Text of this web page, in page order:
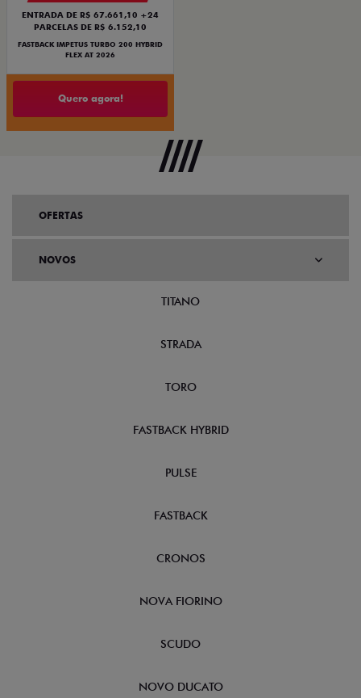
ENTRADA DE R$ 67.661,10 +24
PARCELAS DE R$ 6.152,10
FASTBACK IMPETUS TURBO 200 HYBRID
FLEX AT 2026
Quero agora!
OFERTAS
NOVOS
TITANO
STRADA
TORO
FASTBACK HYBRID
PULSE
FASTBACK
CRONOS
NOVA FIORINO
SCUDO
NOVO DUCATO